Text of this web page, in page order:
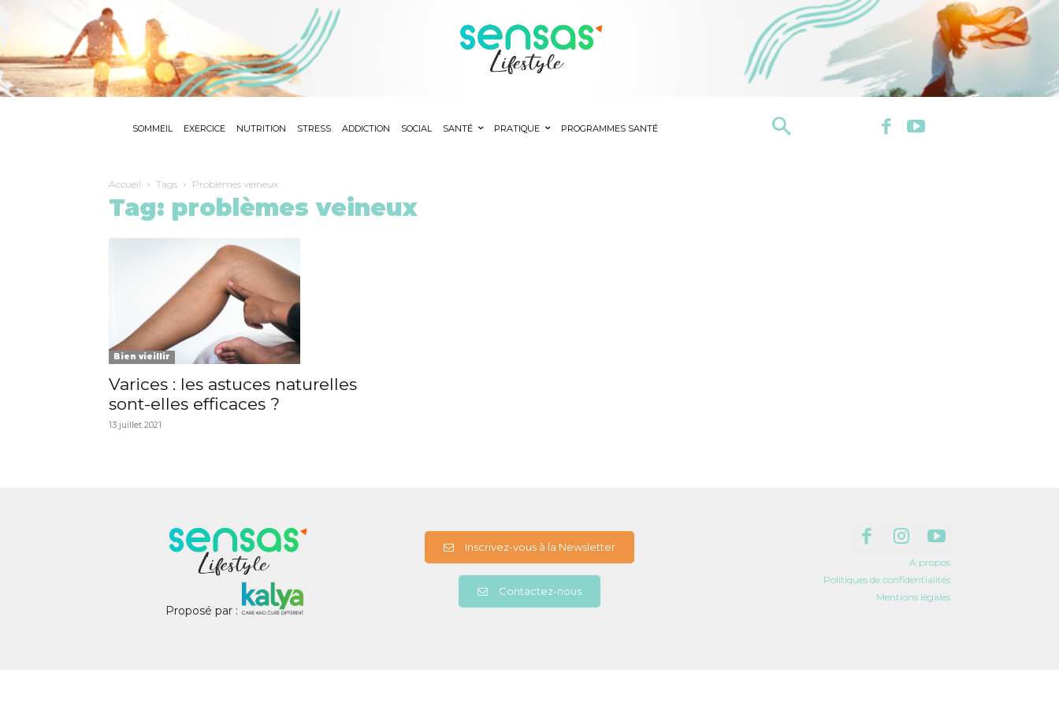
SOMMEIL EXERCICE NUTRITION STRESS ADDICTION SOCIAL SANTÉ PRATIQUE PROGRAMMES SANTÉ
Accueil Tags Problèmes veineux
Tag: problèmes veineux
Bien vieillir
Varices : les astuces naturelles
sont-elles efficaces ?
13 juillet 2021
Proposé par :
Inscrivez-vous à la Newsletter
Contactez-nous
A propos
Politiques de confidentialités
Mentions légales